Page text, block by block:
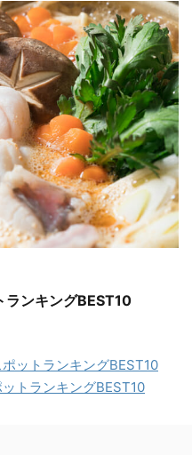
ランキングBEST10
ットランキングBEST10
トランキングBEST10